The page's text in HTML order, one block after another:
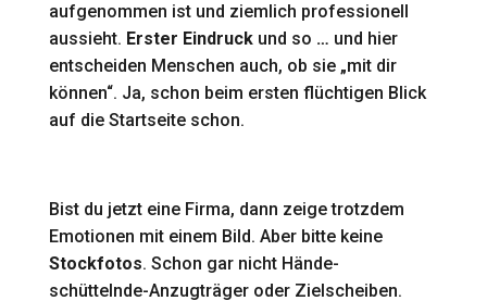
aufgenommen ist und ziemlich professionell
aussieht. Erster Eindruckund so … und hier
entscheiden Menschen auch, ob sie „mit dir
können“. Ja, schon beim ersten flüchtigen Blick
auf die Startseite schon.
Bist du jetzt eine Firma, dann zeige trotzdem
Emotionen mit einem Bild. Aber bitte keine
Stockfotos. Schon gar nicht Hände-
schüttelnde-Anzugträger oder Zielscheiben.